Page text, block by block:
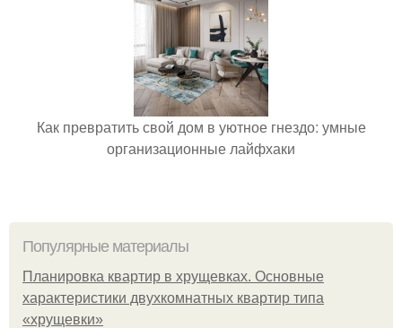
Как превратить свой дом в уютное гнездо: умные
организационные лайфхаки
Популярные материалы
Планировка квартир в хрущевках. Основные
характеристики двухкомнатных квартир типа
«хрущевки»